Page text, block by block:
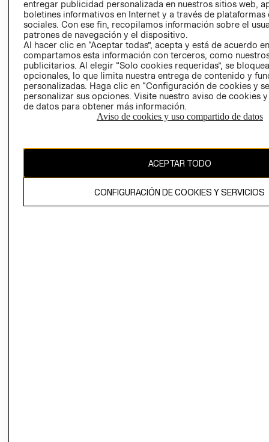
AVISO DE
COOKIES
Chile ($)
El contenido de esta página web está protegido por copyright y es
propiedad de H&M Hennes & Mauritz AB.
entregar publicidad personalizada en nuestros sitios web,
boletines informativos en Internet y a través de plataformas
sociales. Con ese fin, recopilamos información sobre el
patrones de navegación y el dispositivo.
Al hacer clic en “Aceptar todas”, acepta y está de acuerdo
compartamos esta información con terceros, como
publicitarios. Al elegir “Solo cookies requeridas”, se
opcionales, lo que limita nuestra entrega de contenido y
personalizadas. Haga clic en “Configuración de cookies y
personalizar sus opciones. Visite nuestro aviso de cookies
de datos para obtener más información.
Aviso de cookies y uso compartido de datos
ACEPTAR TODO
CONFIGURACIÓN DE COOKIES Y SERVICIOS